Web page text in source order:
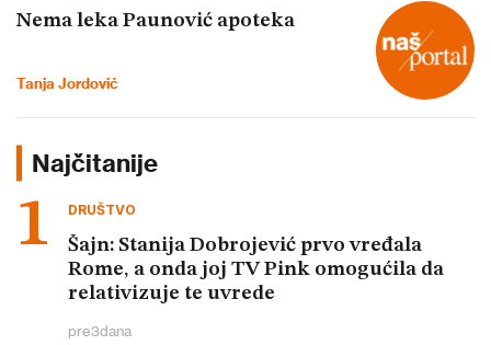
Nema leka Paunović apoteka
Tanja Jordović
Najčitanije
DRUŠTVO
Šajn: Stanija Dobrojević prvo vređala
Rome, a onda joj TV Pink omogućila da
relativizuje te uvrede
pre3dana